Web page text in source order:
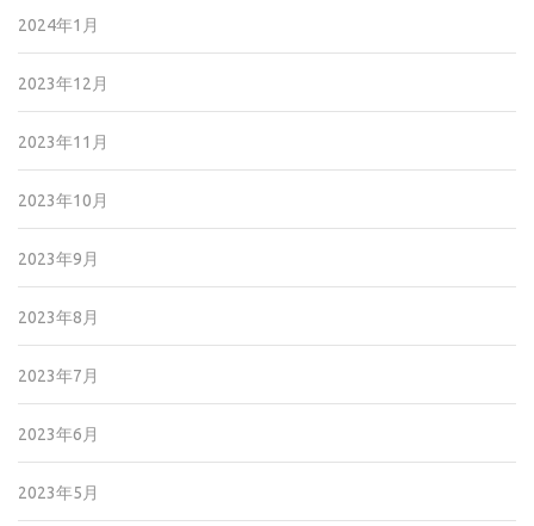
2024年1月
2023年12月
2023年11月
2023年10月
2023年9月
2023年8月
2023年7月
2023年6月
2023年5月